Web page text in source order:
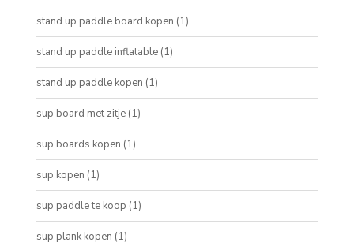
stand up paddle board kopen (1)
stand up paddle inflatable (1)
stand up paddle kopen (1)
sup board met zitje (1)
sup boards kopen (1)
sup kopen (1)
sup paddle te koop (1)
sup plank kopen (1)